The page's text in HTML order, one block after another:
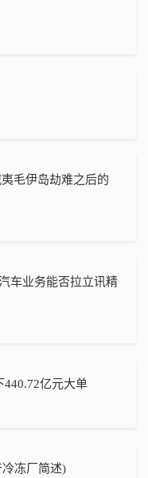
毛伊岛劫难之后的
车业务能否拉立讯精
440.72亿元大单
冻厂简述)